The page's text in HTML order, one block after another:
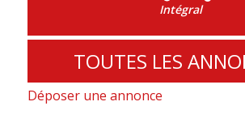
Intégral
TOUTES LES
Déposer une annonce